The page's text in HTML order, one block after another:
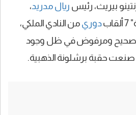
بيريث، رئيس ريال مدريد،
دوري من النادي الملكي،
صحيح ومرفوض في ظل وجود
صنعت حقبة برشلونة الذهبية.